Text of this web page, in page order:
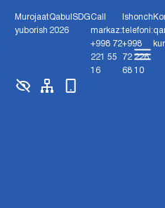
Murojaat
yuborish
Qabul
2026
SDGCall
markaz:
+998 72
221 55
16
Ishonch
telefoni:
+998
72 226
68 10